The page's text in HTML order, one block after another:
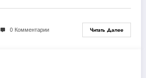
0 Комментарии Читать Далее